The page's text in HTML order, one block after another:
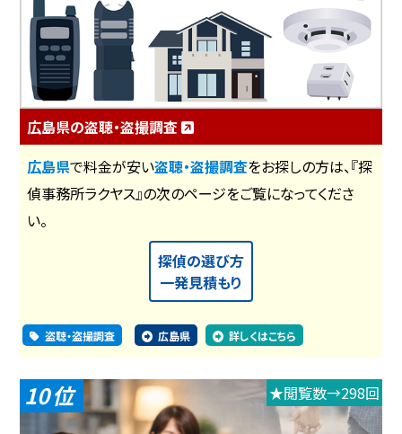
広島県の盗聴・盗撮調査
広島県で料金が安い盗聴・盗撮調査をお探しの方は、『探
偵事務所ラクヤス』の次のページをご覧になってくださ
い。
探偵の選び方
一発見積もり
盗聴・盗撮調査 広島県 詳しくはこちら
10 ★閲覧数→298回